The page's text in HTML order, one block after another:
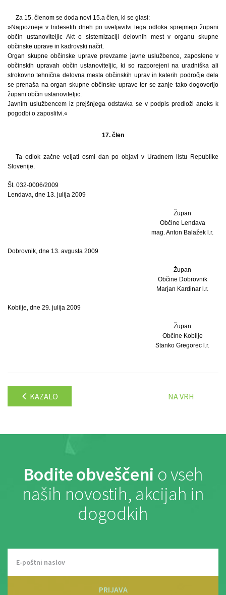
Za 15. členom se doda novi 15.a člen, ki se glasi:
»Najpozneje v tridesetih dneh po uveljavitvi tega odloka sprejmejo župani
občin ustanoviteljic Akt o sistemizaciji delovnih mest v organu skupne
občinske uprave in kadrovski načrt.
Organ skupne občinske uprave prevzame javne uslužbence, zaposlene v
občinskih upravah občin ustanoviteljic, ki so razporejeni na uradniška ali
strokovno tehnična delovna mesta občinskih uprav in katerih področje dela
se prenaša na organ skupne občinske uprave ter se zanje tako dogovorijo
župani občin ustanoviteljic.
Javnim uslužbencem iz prejšnjega odstavka se v podpis predloži aneks k
pogodbi o zaposlitvi.«
17. člen
Ta odlok začne veljati osmi dan po objavi v Uradnem listu Republike
Slovenije.
Št. 032-0006/2009
Lendava, dne 13. julija 2009
Župan
Občine Lendava
mag. Anton Balažek l.r.
Dobrovnik, dne 13. avgusta 2009
Župan
Občine Dobrovnik
Marjan Kardinar l.r.
Kobilje, dne 29. julija 2009
Župan
Občine Kobilje
Stanko Gregorec l.r.
KAZALO NA VRH
Bodite obveščeni o vseh
naših novostih, akcijah in
dogodkih
PRIJAVA